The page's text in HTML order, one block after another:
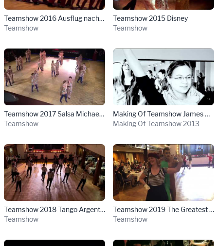
Teamshow 2016 Ausflug nach Brasilien
Teamshow
Teamshow 2015 Disney
Teamshow
Details für Teamshow 2017 Salsa Michael
Teamshow 2017 Salsa Michael Jackson
Teamshow
Details für
Making Of Teamshow James Bond 2013
Making Of Teamshow 2013
Details für Teamshow 2018 Tango Argentino
Teamshow 2018 Tango Argentino
Teamshow
Details für
Teamshow 2019 The Greatest Showman
Teamshow